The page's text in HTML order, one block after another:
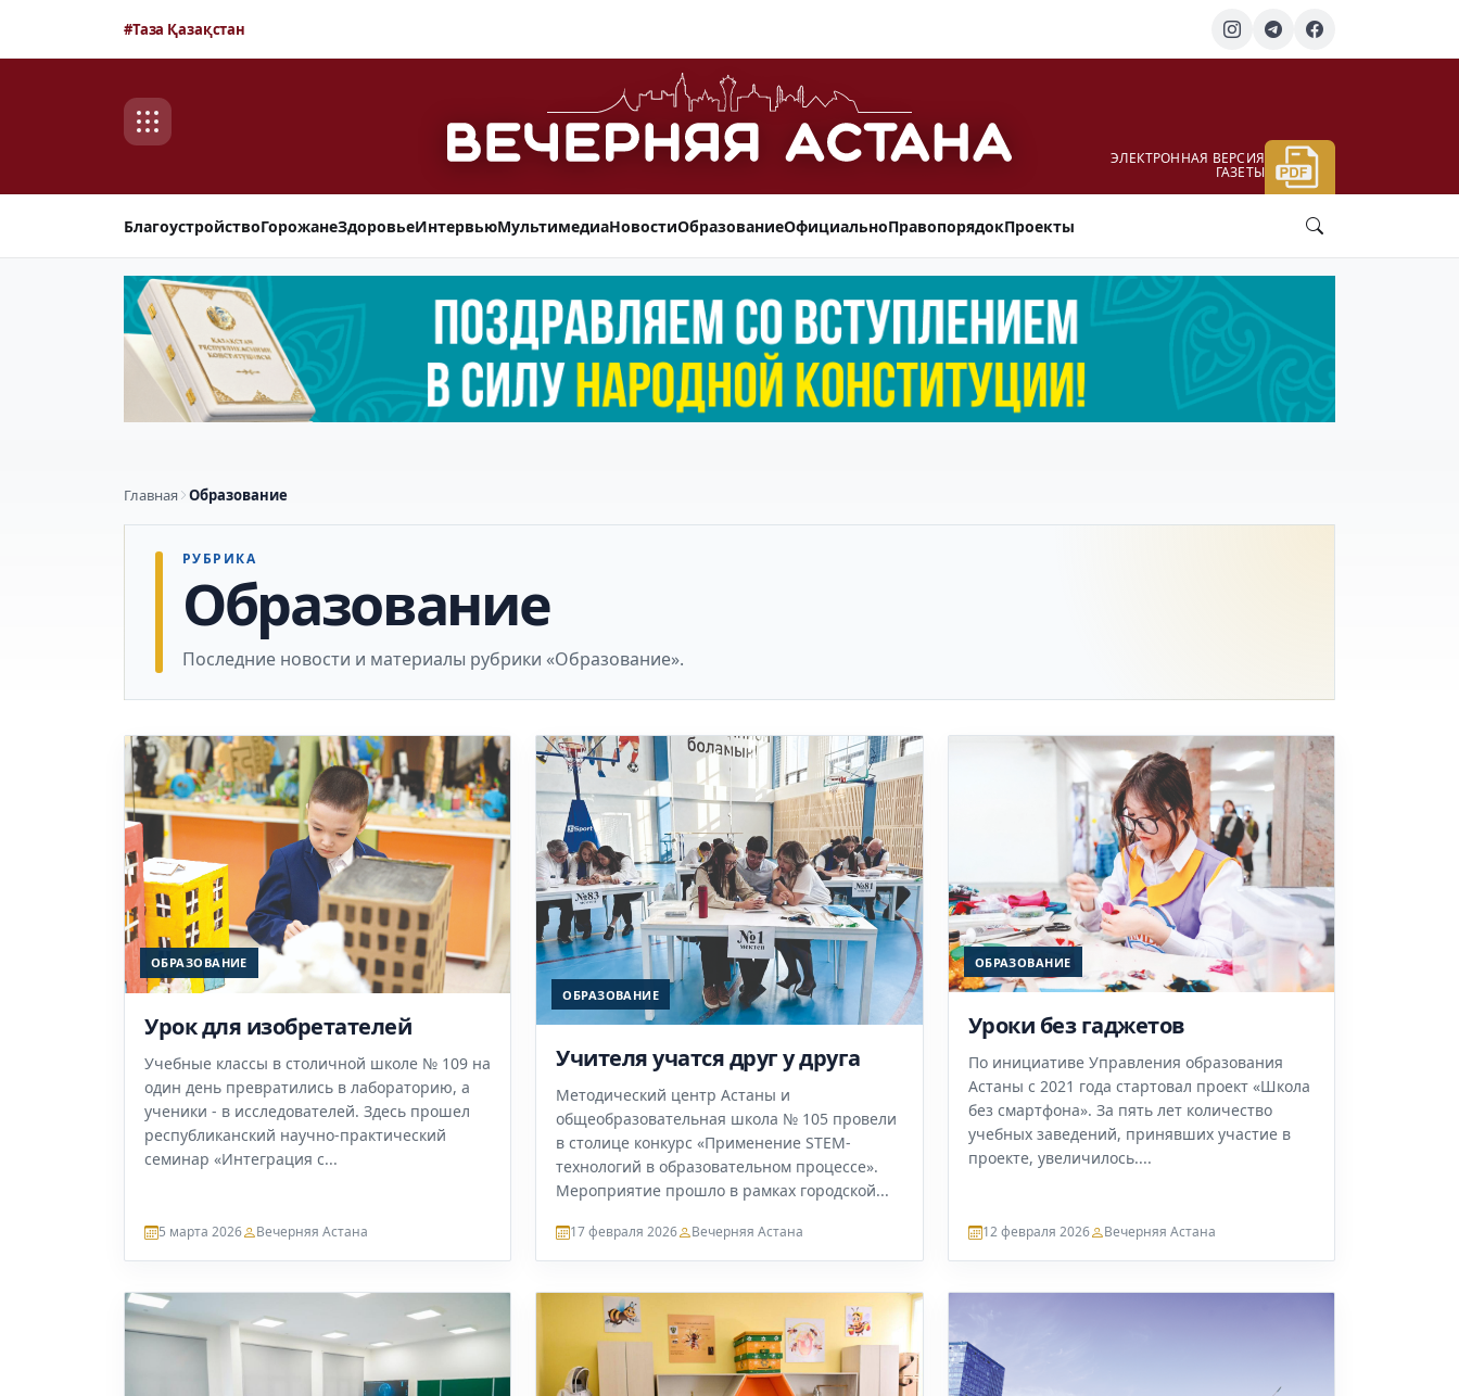
#Таза Қазақстан
ЭЛЕКТРОННАЯ ВЕРСИЯ
ГАЗЕТЫ
БлагоустройствоГорожанеЗдоровьеИнтервьюМультимедиаНовостиОбразованиеОфициальноПравопорядокПроекты
Главная Образование
РУБРИКА
Образование
Последние новости и материалы рубрики «Образование».
ОБРАЗОВАНИЕ
Урок для изобретателей
Учебные классы в столичной школе № 109 на
один день превратились в лабораторию, а
ученики - в исследователей. Здесь прошел
республиканский научно-практический
семинар «Интеграция с...
5 марта 2026 Вечерняя Астана
ОБРАЗОВАНИЕ
Учителя учатся друг у друга
Методический центр Астаны и
общеобразовательная школа № 105 провели
в столице конкурс «Применение STEM-
технологий в образовательном процессе».
Мероприятие прошло в рамках городской...
17 февраля 2026 Вечерняя Астана
ОБРАЗОВАНИЕ
Уроки без гаджетов
По инициативе Управления образования
Астаны с 2021 года стартовал проект «Школа
без смартфона». За пять лет количество
учебных заведений, принявших участие в
проекте, увеличилось....
12 февраля 2026 Вечерняя Астана